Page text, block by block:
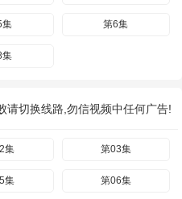
集 第6集
集
请切换线路,勿信视频中任何广告!
集 第03集
集 第06集